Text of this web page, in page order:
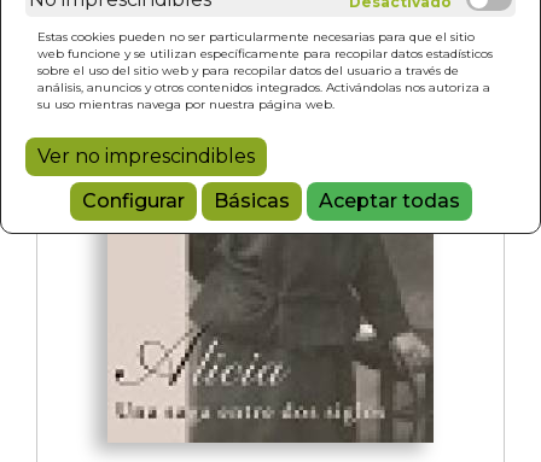
Estas cookies pueden no ser particularmente necesarias para que el sitio
web funcione y se utilizan específicamente para recopilar datos estadísticos
sobre el uso del sitio web y para recopilar datos del usuario a través de
análisis, anuncios y otros contenidos integrados. Activándolas nos autoriza a
su uso mientras navega por nuestra página web.
Ver no imprescindibles
Configurar
Básicas Aceptar todas